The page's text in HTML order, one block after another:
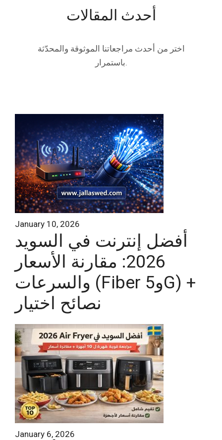
أحدث المقالات
اختر من أحدث مراجعاتنا الموثوقة والمحدّثة
باستمرار.
January 10, 2026
أفضل إنترنت في السويد
2026: مقارنة الأسعار
والسرعات (Fiber و5G) +
نصائح اختيار
January 6, 2026